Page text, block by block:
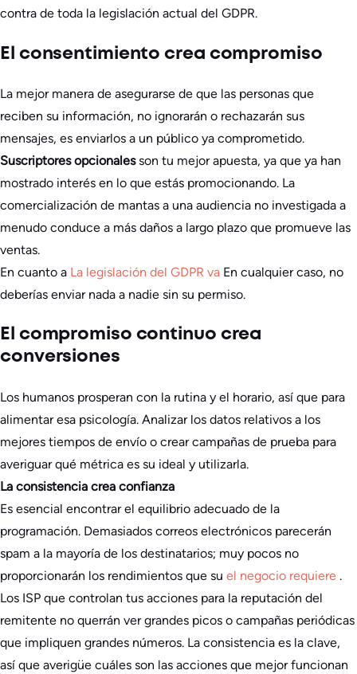
contra de toda la legislación actual del GDPR.
El consentimiento crea compromiso
La mejor manera de asegurarse de que las personas que
reciben su información, no ignorarán o rechazarán sus
mensajes, es enviarlos a un público ya comprometido.
Suscriptores opcionalesson tu mejor apuesta, ya que ya han
mostrado interés en lo que estás promocionando. La
comercialización de mantas a una audiencia no investigada a
menudo conduce a más daños a largo plazo que promueve las
ventas.
En cuanto a La legislación del GDPR va En cualquier caso, no
deberías enviar nada a nadie sin su permiso.
El compromiso continuo crea
conversiones
Los humanos prosperan con la rutina y el horario, así que para
alimentar esa psicología. Analizar los datos relativos a los
mejores tiempos de envío o crear campañas de prueba para
averiguar qué métrica es su ideal y utilizarla.
La consistencia crea confianza
Es esencial encontrar el equilibrio adecuado de la
programación. Demasiados correos electrónicos parecerán
spam a la mayoría de los destinatarios; muy pocos no
proporcionarán los rendimientos que su el negocio requiere .
Los ISP que controlan tus acciones para la reputación del
remitente no querrán ver grandes picos o campañas periódicas
que impliquen grandes números. La consistencia es la clave,
así que averigüe cuáles son las acciones que mejor funcionan